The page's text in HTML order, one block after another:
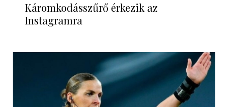
Káromkodásszűrő érkezik az
Instagramra